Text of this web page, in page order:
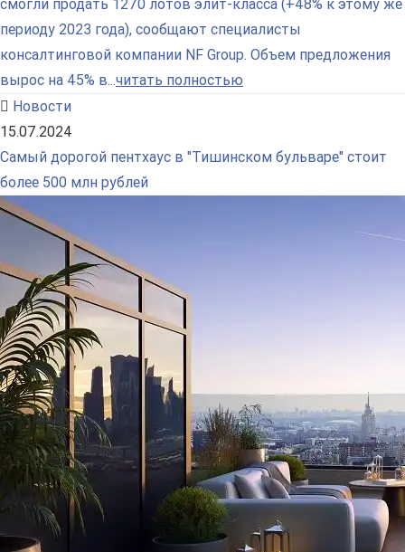
смогли продать 1270 лотов элит-класса (+48% к этому же
периоду 2023 года), сообщают специалисты
консалтинговой компании NF Group. Объем предложения
вырос на 45% в...читать полностью
Новости
15.07.2024
Самый дорогой пентхаус в "Тишинском бульваре" стоит
более 500 млн рублей